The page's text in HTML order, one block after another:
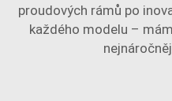
proudových rámů po
každého modelu –